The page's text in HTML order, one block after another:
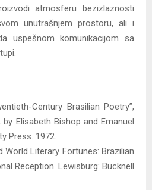
atmosferu bezizlaznosti
unutrašnjem prostoru, ali i
uspešnom komunikacijom sa
Century Brasilian Poetry”,
Elisabeth Bishop and Emanuel
Press. 1972.
World Literary Fortunes: Brazilian
Reception. Lewisburg: Bucknell